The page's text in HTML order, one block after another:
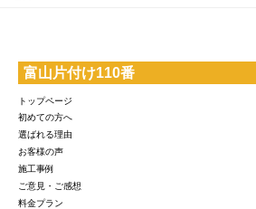
富山片付け110番
トップページ
初めての方へ
選ばれる理由
お客様の声
施工事例
ご意見・ご感想
料金プラン